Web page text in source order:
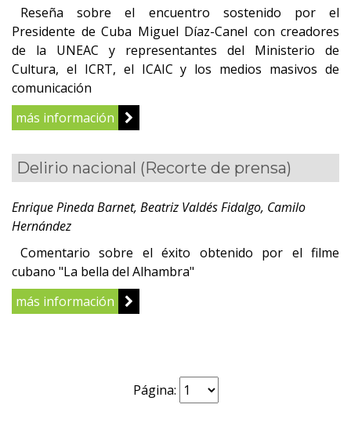
Reseña sobre el encuentro sostenido por el
Presidente de Cuba Miguel Díaz-Canel con creadores
de la UNEAC y representantes del Ministerio de
Cultura, el ICRT, el ICAIC y los medios masivos de
comunicación
más información
Delirio nacional (Recorte de prensa)
Enrique Pineda Barnet, Beatriz Valdés Fidalgo, Camilo
Hernández
Comentario sobre el éxito obtenido por el filme
cubano "La bella del Alhambra"
más información
Página: